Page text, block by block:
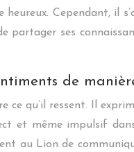
heureux. Cependant, il
partager ses
de
ce qu’il ressent. Il
et même impulsif
au Lion de